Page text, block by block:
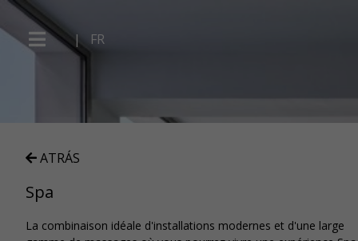
| FR
ATRÁS
Spa
La combinaison idéale d'installations modernes et d'une large